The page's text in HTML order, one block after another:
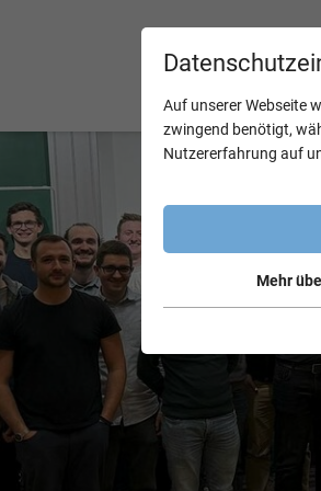
Auf unserer Webseite
zwingend benötigt,
Nutzererfahrung auf
Mehr